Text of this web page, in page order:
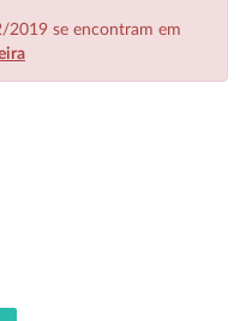
2019 se encontram em